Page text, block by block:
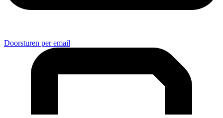
Doorsturen per email